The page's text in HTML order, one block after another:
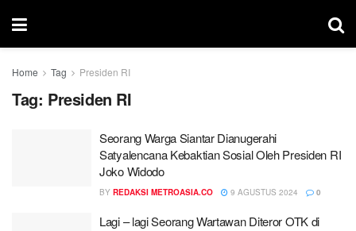
Home Tag Presiden RI
Tag: Presiden RI
Seorang Warga Siantar Dianugerahi
Satyalencana Kebaktian Sosial Oleh Presiden RI
Joko Widodo
BY REDAKSI METROASIA.CO 9 AGUSTUS 2024 0
Lagi – lagi Seorang Wartawan Diteror OTK di